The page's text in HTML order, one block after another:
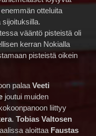
otteluita
vääntö pisteistä oli
kerran Nokialla
pisteistä oikein
palaa Veeti
joutui muiden
liittyy
Tobias Valtosen
aloittaa Faustas